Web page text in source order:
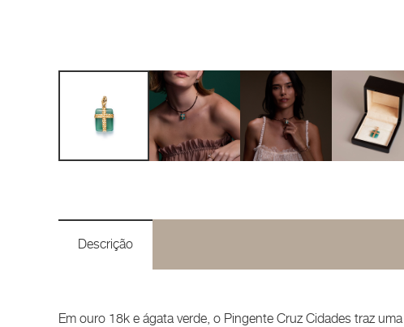
Descrição
Em ouro 18k e ágata verde, o Pingente Cruz Cidades traz